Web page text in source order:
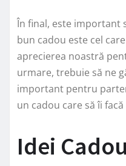
În final, este important
bun cadou este cel
aprecierea noastră
urmare, trebuie să ne
important pentru
un cadou care să îi
Idei